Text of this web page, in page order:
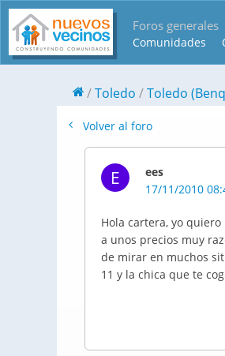
Foros generales
Comunidades
Toledo Toledo
Volver al foro
E
ees
17/11/2010
Hola cartera, yo
a unos precios muy
de mirar en muchos
11 y la chica que te